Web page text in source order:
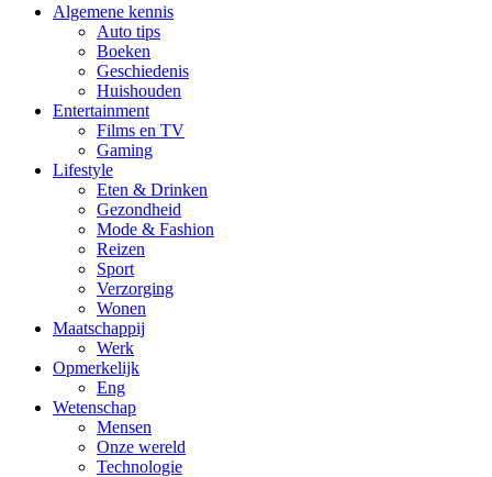
Algemene kennis
Auto tips
Boeken
Geschiedenis
Huishouden
Entertainment
Films en TV
Gaming
Lifestyle
Eten & Drinken
Gezondheid
Mode & Fashion
Reizen
Sport
Verzorging
Wonen
Maatschappij
Werk
Opmerkelijk
Eng
Wetenschap
Mensen
Onze wereld
Technologie